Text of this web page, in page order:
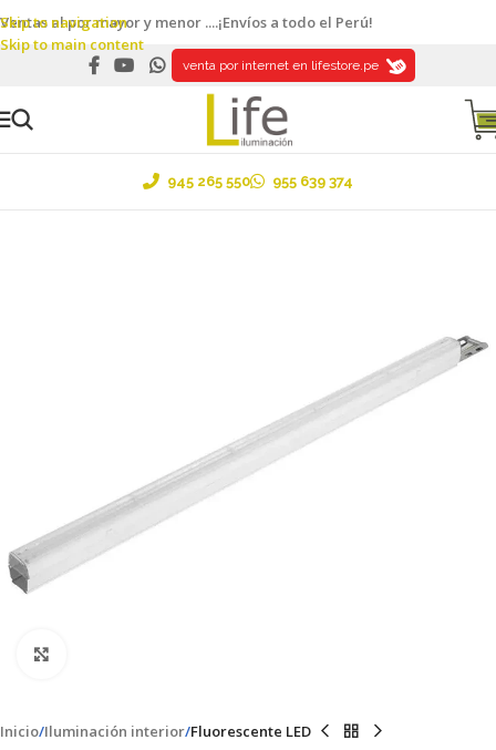
Skip to navigation
Skip to main content
Ventas al por mayor y menor ....¡Envíos a todo el Perú!
venta por internet en lifestore.pe
945 265 550 955 639 374
Inicio Iluminación interior Fluorescente LED